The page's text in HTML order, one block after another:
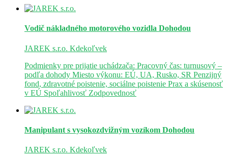
Vodič nákladného motorového vozidla Dohodou
JAREK s.r.o. Kdekoľvek
Podmienky pre prijatie uchádzača: Pracovný čas: turnusový –
podľa dohody Miesto výkonu: EÚ, UA, Rusko, SR Penzijný
fond, zdravotné poistenie, sociálne poistenie Prax a skúsenosť
v EÚ Spoľahlivosť Zodpovednosť
Manipulant s vysokozdvižným vozíkom Dohodou
JAREK s.r.o. Kdekoľvek